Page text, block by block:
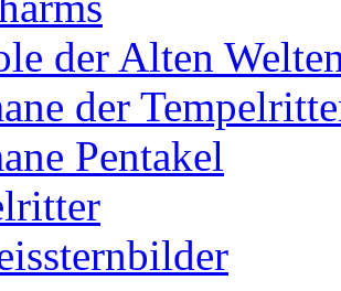
der Alten
der
Pentakel